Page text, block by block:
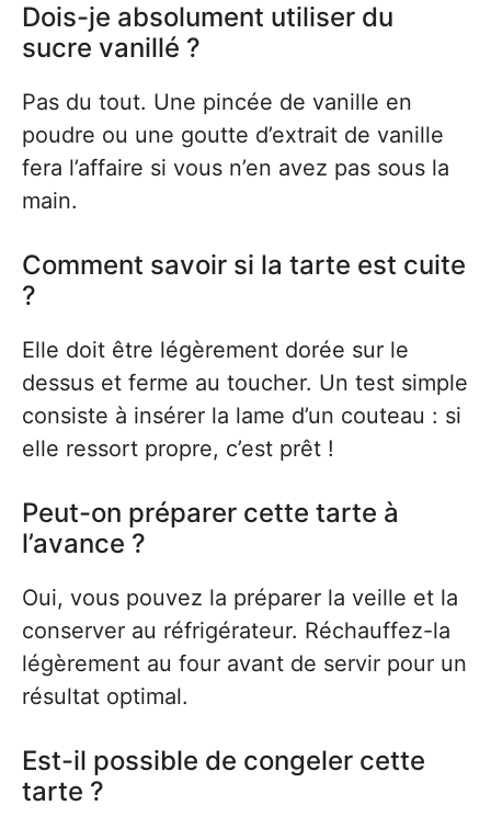
Dois-je absolument utiliser du
sucre vanillé ?
Pas du tout. Une pincée de vanille en
poudre ou une goutte d’extrait de vanille
fera l’affaire si vous n’en avez pas sous la
main.
Comment savoir si la tarte est cuite
?
Elle doit être légèrement dorée sur le
dessus et ferme au toucher. Un test simple
consiste à insérer la lame d’un couteau : si
elle ressort propre, c’est prêt !
Peut-on préparer cette tarte à
l’avance ?
Oui, vous pouvez la préparer la veille et la
conserver au réfrigérateur. Réchauffez-la
légèrement au four avant de servir pour un
résultat optimal.
Est-il possible de congeler cette
tarte ?